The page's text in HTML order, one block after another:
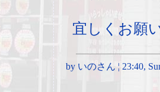
宜しくお願
by いのさん ¦ 23:40,